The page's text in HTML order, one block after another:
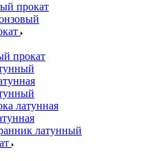
прокат
прокат
латунная
латунный